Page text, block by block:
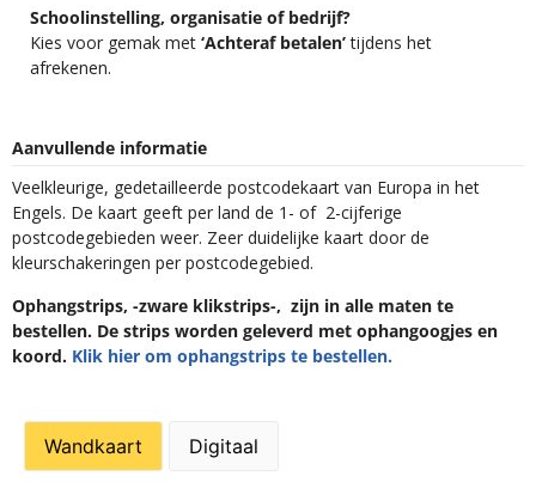
Schoolinstelling, organisatie of bedrijf?
Kies voor gemak met ‘Achteraf betalen’tijdens het
afrekenen.
Aanvullende informatie
Veelkleurige, gedetailleerde postcodekaart van Europa in het
Engels. De kaart geeft per land de 1- of 2-cijferige
postcodegebieden weer. Zeer duidelijke kaart door de
kleurschakeringen per postcodegebied.
Ophangstrips, -zware klikstrips-, zijn in alle maten te
bestellen. De strips worden geleverd met ophangoogjes en
koord. Klik hier om ophangstrips te bestellen.
Wandkaart Digitaal